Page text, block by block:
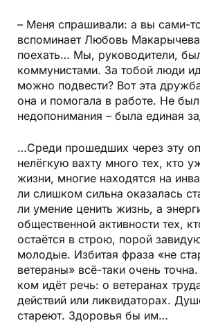
– Меня спрашивали: а вы сами-
вспоминает Любовь
поехать… Мы, руководители,
коммунистами. За тобой люди
можно подвести? Вот эта
она и помогала в работе. Не
недопонимания – была единая
…Среди прошедших через эту
нелёгкую вахту много тех, кто
жизни, многие находятся на
ли слишком сильна оказалась
ли умение ценить жизнь, а
общественной активности тех,
остаётся в строю, порой
молодые. Избитая фраза «не
ветераны» всё-таки очень
ком идёт речь: о ветеранах
действий или ликвидаторах.
стареют. Здоровья бы им…